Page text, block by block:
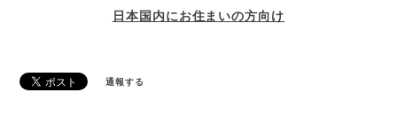
日本国内にお住まいの方向け
通報する